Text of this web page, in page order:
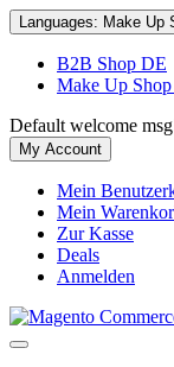
Languages: Make Up
B2B Shop DE
Make Up
Default welcome
My Account
Mein
Mein
Zur Kasse
Deals
Anmelden